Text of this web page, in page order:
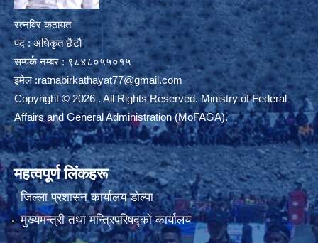
रत्नविर कठायत
पद : अधिकृत छैटौ
सम्पर्क नम्बर : ९८४८०५५०१५
इमेल :ratnabirkathayat77@gmail.com
Copyright © 2026 . All Rights Reserved. Ministry of Federal
Affairs and General Administration (MoFAGA).
महत्वपूर्ण लिंकहरू
जिल्ला प्रशासन कार्यालय डाेल्पा
मुख्यमन्त्री तथा मन्त्रिपरिषद्को कार्यालय